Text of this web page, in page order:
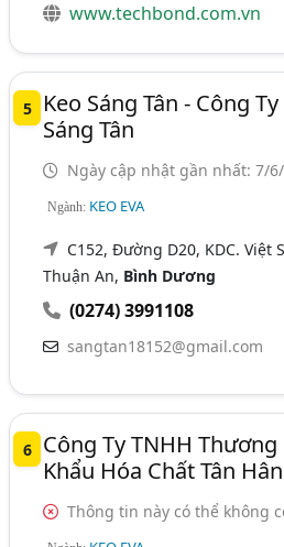
www.techbond.com.vn
5
Keo Sáng Tân - Công
Sáng Tân
Ngày cập nhật gần nhất: 7/6/
Ngành: KEO EVA
C152, Đường D20, KDC. Việt
Thuận An, Bình Dương
(0274) 3991108
sangtan18152@gmail.com
6
Công Ty TNHH
Khẩu Hóa Chất Tân
Thông tin này có thể không